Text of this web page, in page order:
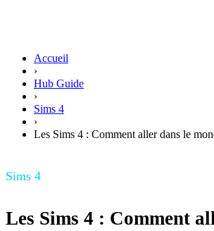
Accueil
›
Hub Guide
›
Sims 4
›
Les Sims 4 : Comment aller dans le
Sims 4
Les Sims 4 : Comment